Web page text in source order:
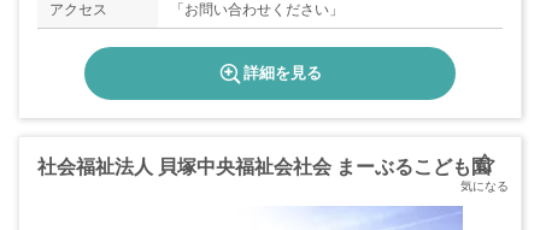
アクセス 「お問い合わせください」
詳細を見る
社会福祉法人 貝塚中央福祉会社会 まーぶるこども園